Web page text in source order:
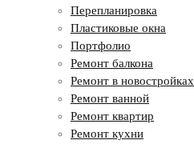
Перепланировка
Пластиковые окна
Портфолио
Ремонт балкона
Ремонт в новостройках
Ремонт ванной
Ремонт квартир
Ремонт кухни